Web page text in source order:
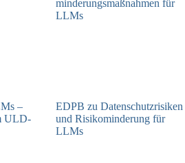
–
ULD-
EDPB zu Datenschutzrisiken
und Risikominderung für
LLMs